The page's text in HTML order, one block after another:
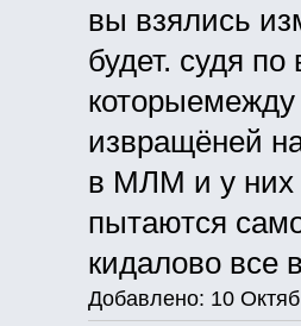
вы взялись
будет. судя
извращёней
в МЛМ и у них
пытаются
кидалово все
Добавлено: 10